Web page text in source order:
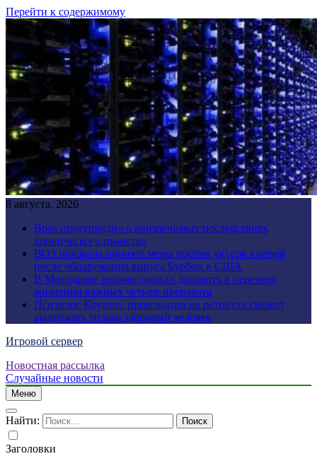
Перейти к содержимому
8 августа, 2026
Врач предупредил о неизлечимых последствиях
хронического пьянства
ВОЗ призвала принять меры против укусов клещей
после обнаружения вируса Бурбон в США
В Минздраве рекомендовали добавить в перечень
жизненно важных четыре препарата
Психолог Крупин: провокации на ретритах сможет
выдержать только здоровый человек
Игровой сервер
Новостная рассылка
Случайные новости
Меню
Найти:
Заголовки